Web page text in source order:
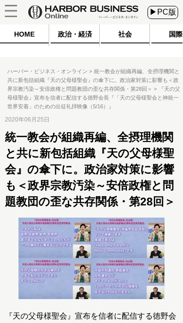
▶PC版
HOME 政治・経済 社会 国際
ハーバー・ビジネス・オンライン
統一教会が組織再編、全摂理機関と
共に新包括組織『天の父母様聖会』の傘下に。政治家対策に影響も＜政
界宗教汚染～安倍政権と問題教団の歪な共存関係・第28回＞
『天の父
母様聖会』宣布を信者に配信する徳野会長『「天の父母様聖会と神統一
世界安着」のための出征礼拝映像（5/16）』
2020年06月25日
統一教会が組織再編、全摂理機関
と共に新包括組織『天の父母様聖
会』の傘下に。政治家対策に影響
も＜政界宗教汚染～安倍政権と問
題教団の歪な共存関係・第28回＞
『天の父母様聖会』宣布を信者に配信する徳野会